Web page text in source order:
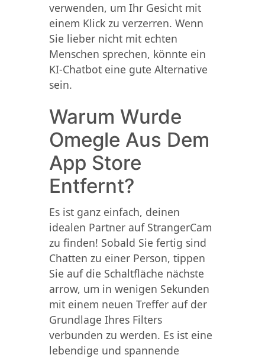
verwenden, um Ihr Gesicht mit
einem Klick zu verzerren. Wenn
Sie lieber nicht mit echten
Menschen sprechen, könnte ein
KI-Chatbot eine gute Alternative
sein.
Warum Wurde
Omegle Aus Dem
App Store
Entfernt?
Es ist ganz einfach, deinen
idealen Partner auf StrangerCam
zu finden! Sobald Sie fertig sind
Chatten zu einer Person, tippen
Sie auf die Schaltfläche nächste
arrow, um in wenigen Sekunden
mit einem neuen Treffer auf der
Grundlage Ihres Filters
verbunden zu werden. Es ist eine
lebendige und spannende